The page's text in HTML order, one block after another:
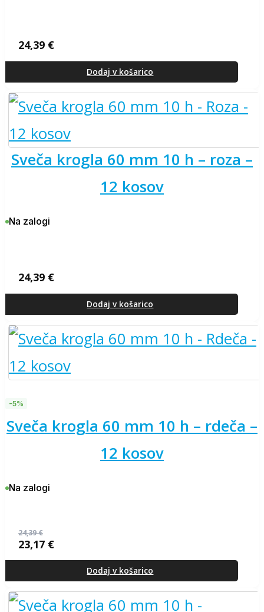
24,39 €
Dodaj v košarico
sveča krogla 60 mm 10 h – roza –
12 kosov
Na zalogi
24,39 €
Dodaj v košarico
-5%
sveča krogla 60 mm 10 h – rdeča –
12 kosov
Na zalogi
24,39€
cena
24,39 €.
23,17 €
cena
Dodaj v košarico